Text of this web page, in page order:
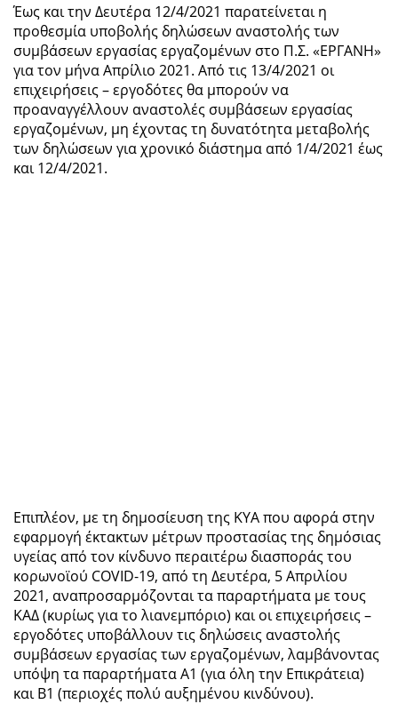
Έως και την Δευτέρα 12/4/2021 παρατείνεται η
προθεσμία υποβολής δηλώσεων αναστολής των
συμβάσεων εργασίας εργαζομένων στο Π.Σ. «ΕΡΓΑΝΗ»
για τον μήνα Απρίλιο 2021. Από τις 13/4/2021 οι
επιχειρήσεις – εργοδότες θα μπορούν να
προαναγγέλλουν αναστολές συμβάσεων εργασίας
εργαζομένων, μη έχοντας τη δυνατότητα μεταβολής
των δηλώσεων για χρονικό διάστημα από 1/4/2021 έως
και 12/4/2021.
Επιπλέον, με τη δημοσίευση της ΚΥΑ που αφορά στην
εφαρμογή έκτακτων μέτρων προστασίας της δημόσιας
υγείας από τον κίνδυνο περαιτέρω διασποράς του
κορωνοϊού COVID-19, από τη Δευτέρα, 5 Απριλίου
2021, αναπροσαρμόζονται τα παραρτήματα με τους
ΚΑΔ (κυρίως για το λιανεμπόριο) και οι επιχειρήσεις –
εργοδότες υποβάλλουν τις δηλώσεις αναστολής
συμβάσεων εργασίας των εργαζομένων, λαμβάνοντας
υπόψη τα παραρτήματα Α1 (για όλη την Επικράτεια)
και Β1 (περιοχές πολύ αυξημένου κινδύνου).